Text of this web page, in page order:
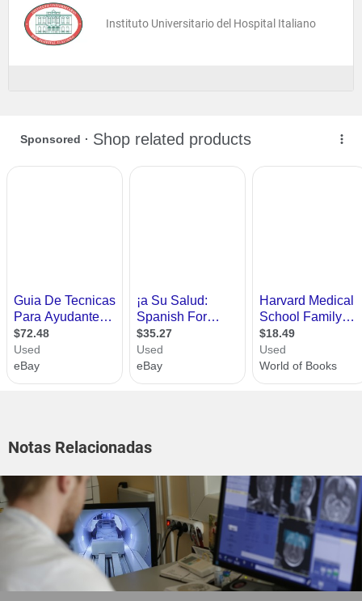
Instituto Universitario del Hospital Italiano
Notas Relacionadas